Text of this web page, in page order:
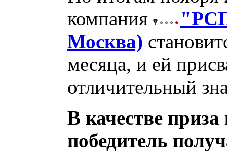
компания
Москва)
месяца, и ей
отличительный
В качестве
победитель